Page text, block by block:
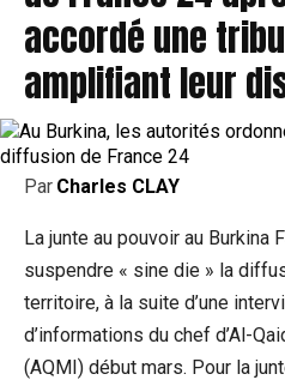
accordé une
amplifiant leur
Par Charles CLAY
La junte au pouvoir au Burkina
suspendre « sine die » la
territoire, à la suite d’une
d’informations du chef d’Al-
(AQMI) début mars. Pour la